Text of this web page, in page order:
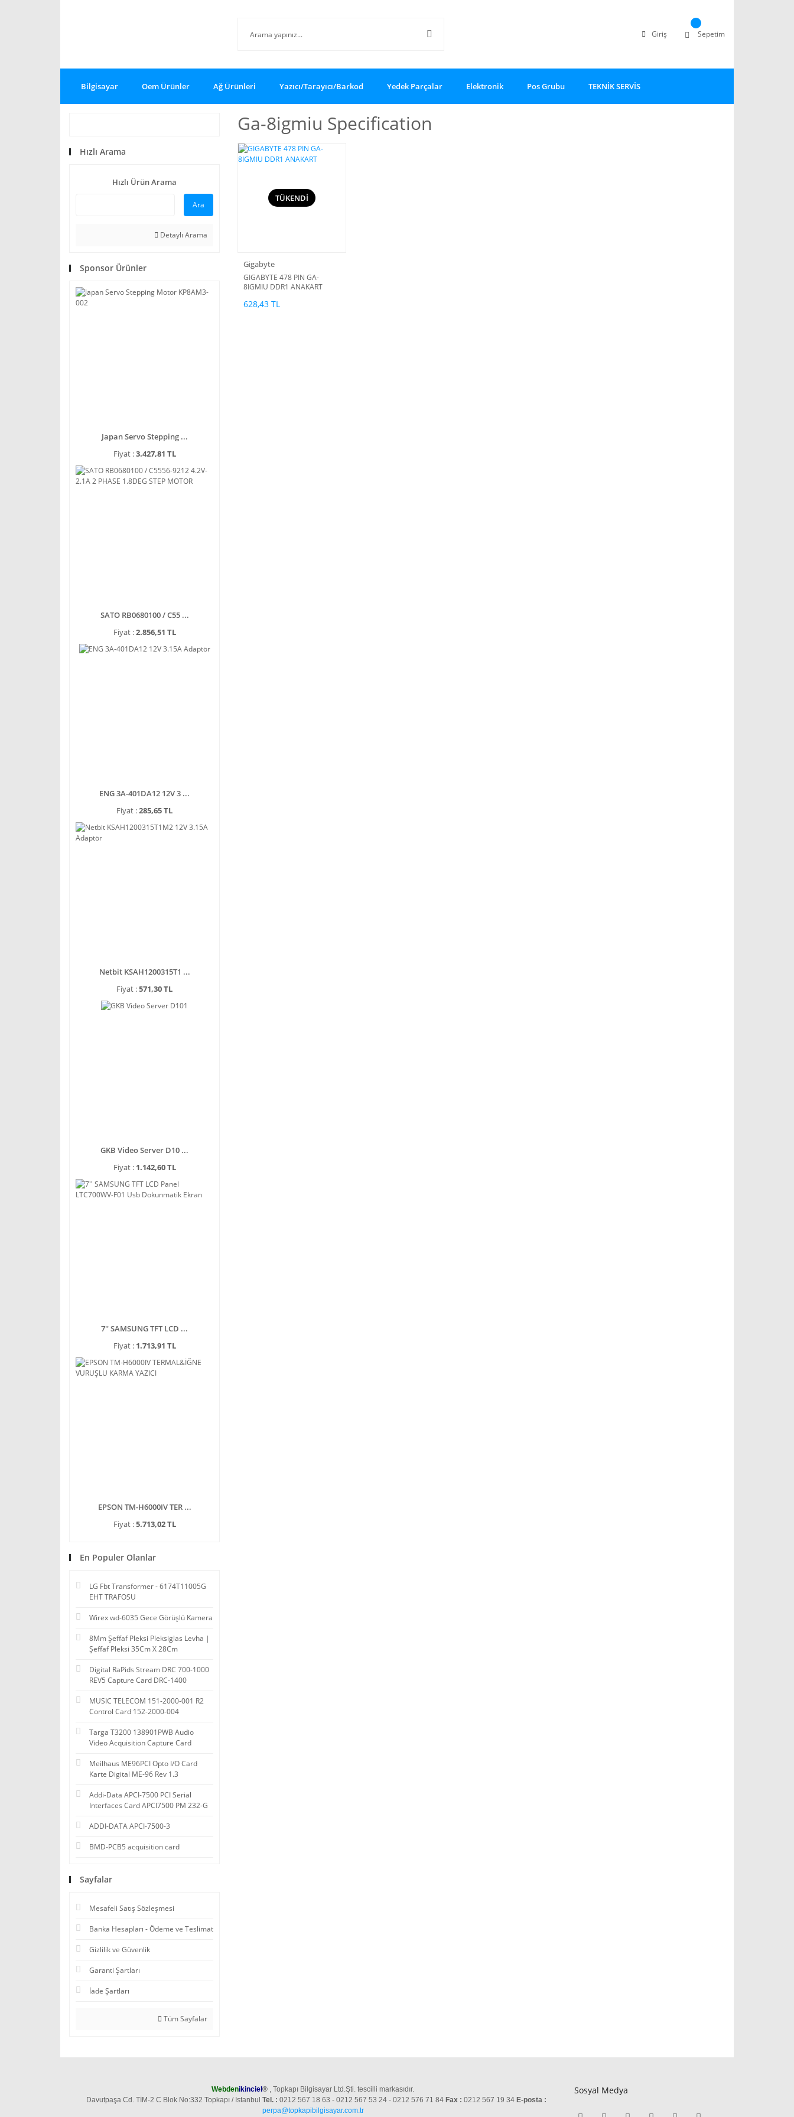
Giriş Sepetim
Bilgisayar Oem Ürünler Ağ Ürünleri Yazıcı/Tarayıcı/Barkod Yedek Parçalar Elektronik Pos Grubu TEKNİK SERVİS
Hızlı Arama
Hızlı Ürün Arama
Ara
Detaylı Arama
Sponsor Ürünler
Japan Servo Stepping ...
Fiyat :3.427,81 TL
SATO RB0680100 / C55 ...
Fiyat :2.856,51 TL
ENG 3A-401DA12 12V 3 ...
Fiyat :285,65 TL
Netbit KSAH1200315T1 ...
Fiyat :571,30 TL
GKB Video Server D10 ...
Fiyat : 1.142,60 TL
7'' SAMSUNG TFT LCD ...
Fiyat : 1.713,91 TL
EPSON TM-H6000IV TER ...
Fiyat :5.713,02 TL
En Populer Olanlar
LG Fbt Transformer - 6174T11005G
EHT TRAFOSU
Wirex wd-6035 Gece Görüşlü Kamera
8Mm Şeffaf Pleksi Pleksiglas Levha |
Şeffaf Pleksi 35Cm X 28Cm
Digital RaPids Stream DRC 700-1000
REV5 Capture Card DRC-1400
MUSIC TELECOM 151-2000-001 R2
Control Card 152-2000-004
Targa T3200 138901PWB Audio
Video Acquisition Capture Card
Meilhaus ME96PCI Opto I/O Card
Karte Digital ME-96 Rev 1.3
Addi-Data APCI-7500 PCI Serial
Interfaces Card APCI7500 PM 232-G
ADDI-DATA APCI-7500-3
BMD-PCB5 acquisition card
Sayfalar
Mesafeli Satış Sözleşmesi
Banka Hesapları - Ödeme ve Teslimat
Gizlilik ve Güvenlik
Garanti Şartları
İade Şartları
Tüm Sayfalar
Ga-8igmiu Specification
TÜKENDİ
Gigabyte
GIGABYTE 478 PIN GA-
8IGMIU DDR1 ANAKART
628,43 TL
Webdenikinciel ® , Topkapı Bilgisayar Ltd.Şti. tescilli markasıdır.
Davutpaşa Cd. TİM-2 C Blok No:332 Topkapı / Istanbul Tel. : 0212 567 18 63 - 0212 567 53 24 - 0212 576 71 84 Fax : 0212 567 19 34 E-posta :
perpa@topkapibilgisayar.com.tr
Sosyal Medya